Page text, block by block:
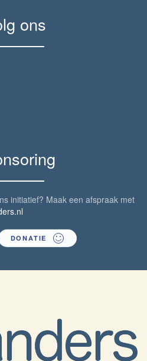
ons
initiatief? Maak een afspraak met
DONATIE